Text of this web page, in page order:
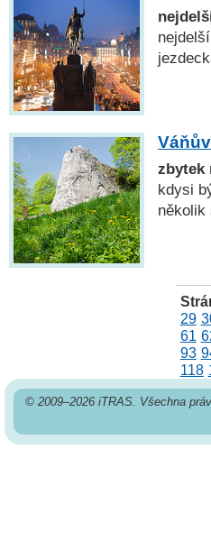
zbytek
kdysi
několik
29
61
93
118
© 2009–2026 iTRAS. Všechna